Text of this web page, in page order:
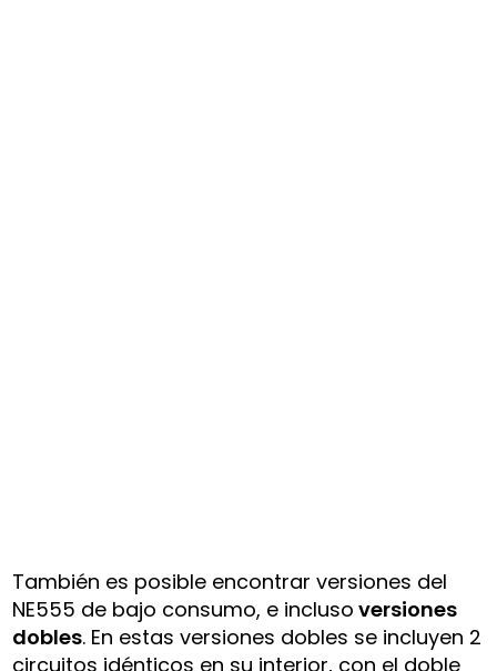
También es posible encontrar versiones del
NE555 de bajo consumo, e incluso versiones
dobles. En estas versiones dobles se incluyen 2
circuitos idénticos en su interior, con el doble